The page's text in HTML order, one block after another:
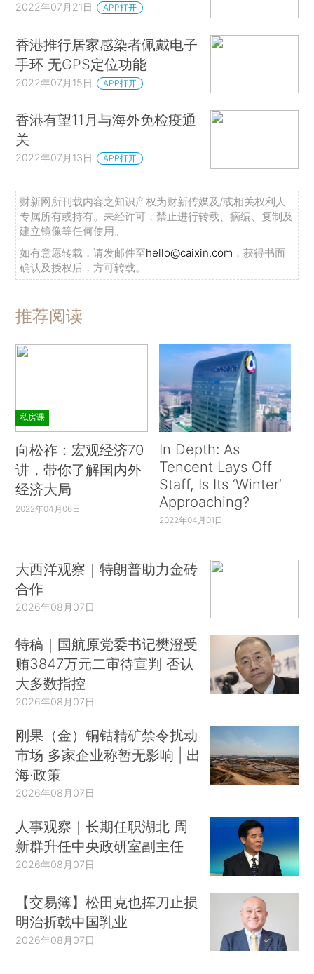
2022年07月21日 APP打开
香港推行居家感染者佩戴电子
手环 无GPS定位功能
2022年07月15日 APP打开
香港有望11月与海外免检疫通
关
2022年07月13日 APP打开
财新网所刊载内容之知识产权为财新传媒及/或相关权利人
专属所有或持有。未经许可，禁止进行转载、摘编、复制及
建立镜像等任何使用。
如有意愿转载，请发邮件至hello@caixin.com ，获得书面
确认及授权后，方可转载。
推荐阅读
私房课
向松祚：宏观经济70
讲，带你了解国内外
经济大局
2022年04月06日
In Depth: As
Tencent Lays Off
Staff, Is Its ‘Winter’
Approaching?
2022年04月01日
大西洋观察｜特朗普助力金砖
合作
2026年08月07日
特稿｜国航原党委书记樊澄受
贿3847万元二审待宣判 否认
大多数指控
2026年08月07日
刚果（金）铜钴精矿禁令扰动
市场 多家企业称暂无影响 | 出
海·政策
2026年08月07日
人事观察｜长期任职湖北 周
新群升任中央政研室副主任
2026年08月07日
【交易簿】松田克也挥刀止损
明治折戟中国乳业
2026年08月07日